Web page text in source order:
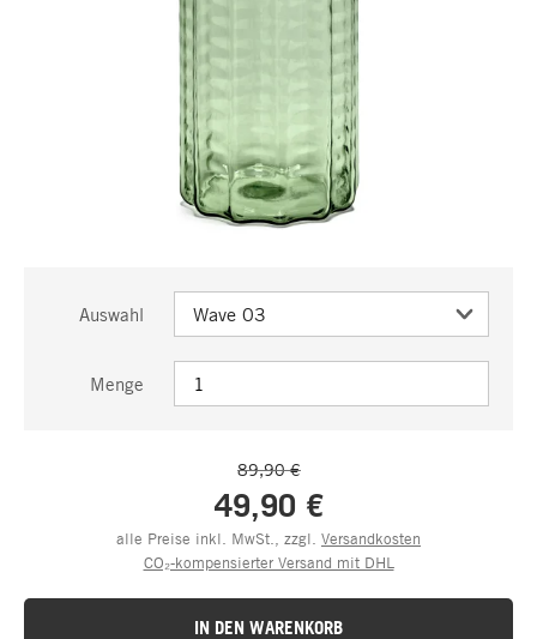
Auswahl
Menge
89,90 €
49,90 €
alle Preise inkl. MwSt., zzgl. Versandkosten
CO₂-kompensierter Versand mit DHL
IN DEN WARENKORB